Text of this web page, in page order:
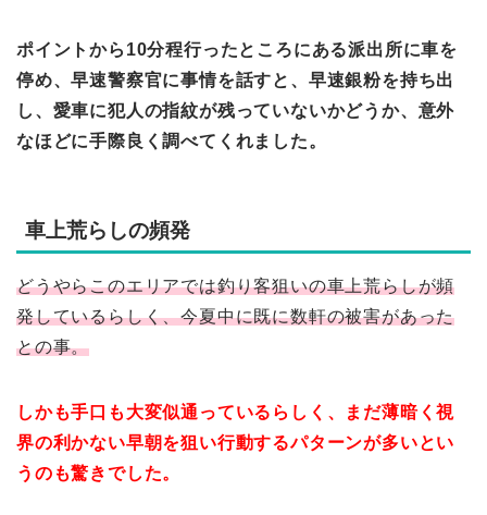
ポイントから10分程行ったところにある派出所に車を
停め、早速警察官に事情を話すと、早速銀粉を持ち出
し、愛車に犯人の指紋が残っていないかどうか、意外
なほどに手際良く調べてくれました。
車上荒らしの頻発
どうやらこのエリアでは釣り客狙いの車上荒らしが頻
発しているらしく、今夏中に既に数軒の被害があった
との事。
しかも手口も大変似通っているらしく、まだ薄暗く視
界の利かない早朝を狙い行動するパターンが多いとい
うのも驚きでした。